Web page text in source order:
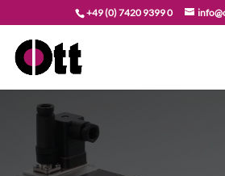
+49 (0) 7420 9399 0